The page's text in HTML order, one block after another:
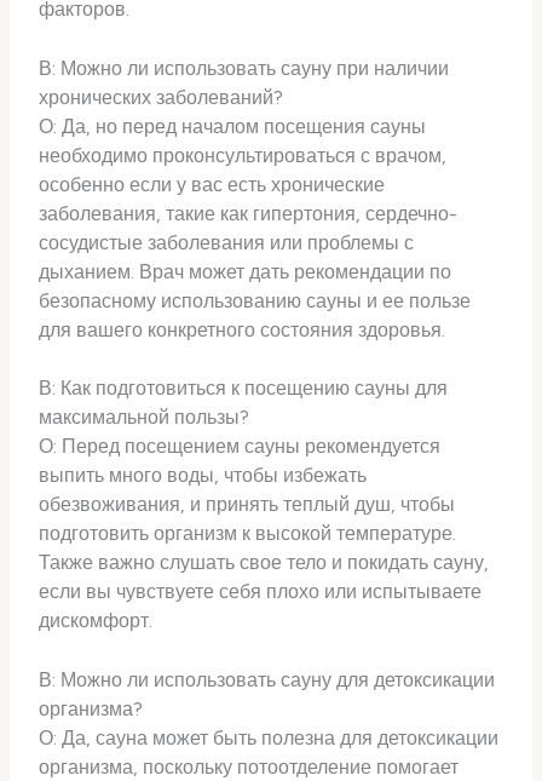
факторов.
В: Можно ли использовать сауну при наличии
хронических заболеваний?
О: Да, но перед началом посещения сауны
необходимо проконсультироваться с врачом,
особенно если у вас есть хронические
заболевания, такие как гипертония, сердечно-
сосудистые заболевания или проблемы с
дыханием. Врач может дать рекомендации по
безопасному использованию сауны и ее пользе
для вашего конкретного состояния здоровья.
В: Как подготовиться к посещению сауны для
максимальной пользы?
О: Перед посещением сауны рекомендуется
выпить много воды, чтобы избежать
обезвоживания, и принять теплый душ, чтобы
подготовить организм к высокой температуре.
Также важно слушать свое тело и покидать сауну,
если вы чувствуете себя плохо или испытываете
дискомфорт.
В: Можно ли использовать сауну для детоксикации
организма?
О: Да, сауна может быть полезна для детоксикации
организма, поскольку потоотделение помогает